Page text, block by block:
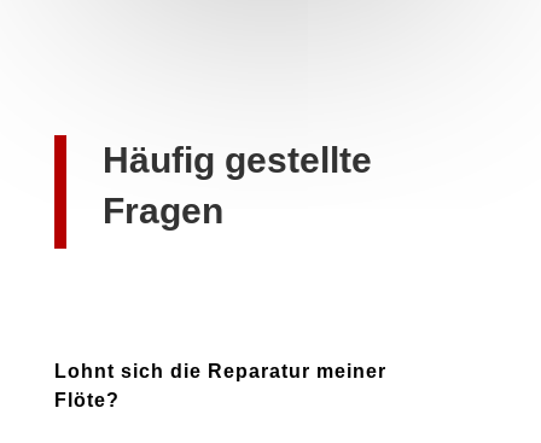
Häufig gestellte
Fragen
Lohnt sich die Reparatur meiner
Flöte?